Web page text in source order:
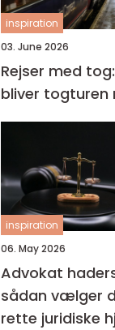
inspiration
03. June 2026
Rejser med
bliver togturen
inspiration
06. May 2026
Advokat
sådan vælger
rette juridiske